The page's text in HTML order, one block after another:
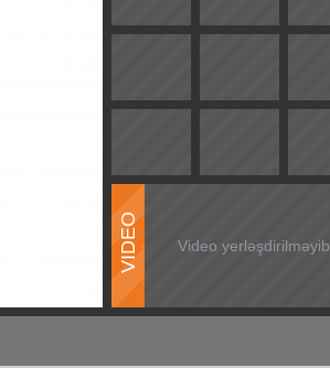
VIDEO Video yerləşdirilməyib.